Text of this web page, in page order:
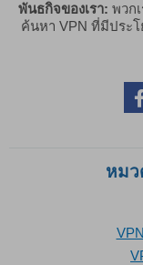
พันธกิจของเรา: พวก
ค้นหา VPN ที่มีประ
หมว